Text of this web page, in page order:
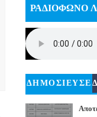
ΡΑΔΙΟΦΩΝΟ
ΔΗΜΟΣΙΕΥΣΕ
ΙΣ